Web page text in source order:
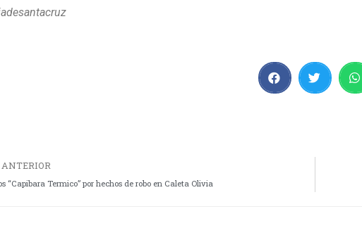
“Capibara Termico” por hechos de robo en Caleta Olivia